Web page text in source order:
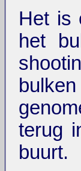
Het is
het
terug
buurt.